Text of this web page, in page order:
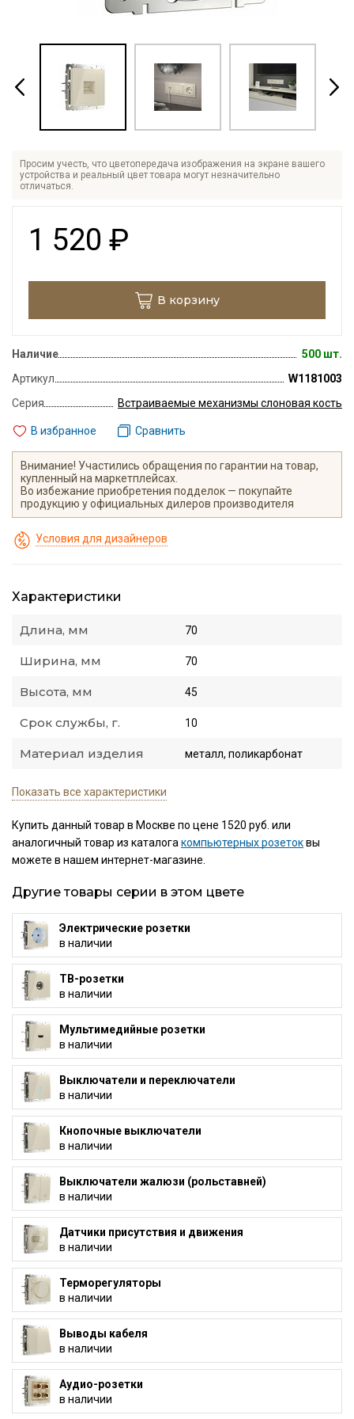
Просим учесть, что цветопередача изображения на экране вашего
устройства и реальный цвет товара могут незначительно
отличаться.
1 520 ₽
В корзину
Наличие
500 шт.
Артикул
W1181003
Серия
Встраиваемые механизмы слоновая кость
В избранное Сравнить
Внимание! Участились обращения по гарантии на товар,
купленный на маркетплейсах.
Во избежание приобретения подделок — покупайте
продукцию у официальных дилеров производителя
Условия для дизайнеров
Характеристики
Длина, мм 70
Ширина, мм 70
Высота, мм 45
Срок службы, г. 10
Материал изделия металл, поликарбонат
Показать все характеристики
Купить данный товар в Москве по цене 1520 руб. или
аналогичный товар из каталогакомпьютерных розетоквы
можете в нашем интернет-магазине.
Другие товары серии в этом цвете
Электрические розетки
в наличии
ТВ-розетки
в наличии
Мультимедийные розетки
в наличии
Выключатели и переключатели
в наличии
Кнопочные выключатели
в наличии
Выключатели жалюзи (рольставней)
в наличии
Датчики присутствия и движения
в наличии
Терморегуляторы
в наличии
Выводы кабеля
в наличии
Аудио-розетки
в наличии